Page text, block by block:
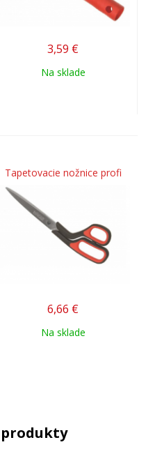
3,59 €
Na sklade
Tapetovacie nožnice profi
6,66 €
Na sklade
produkty